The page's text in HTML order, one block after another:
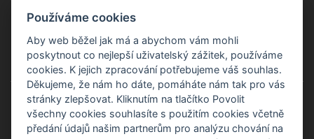
+420 777 850 465
Používáme cookies
Aby web běžel jak má a abychom vám mohli
poskytnout co nejlepší uživatelský zážitek, používáme
cookies. K jejich zpracování potřebujeme váš souhlas.
Děkujeme, že nám ho dáte, pomáháte nám tak pro vás
stránky zlepšovat. Kliknutím na tlačítko Povolit
všechny cookies souhlasíte s použitím cookies včetně
předání údajů našim partnerům pro analýzu chování na